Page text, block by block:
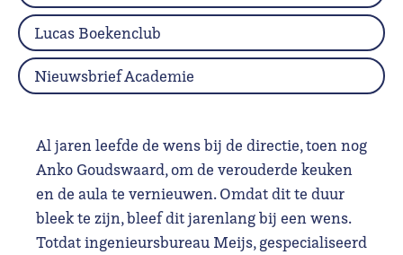
Al jaren leefde de wens bij de directie, toen nog
Anko Goudswaard, om de verouderde keuken
en de aula te vernieuwen. Omdat dit te duur
bleek te zijn, bleef dit jarenlang bij een wens.
Totdat ingenieursbureau Meijs, gespecialiseerd
Lucas Boekenclub
Nieuwsbrief Academie